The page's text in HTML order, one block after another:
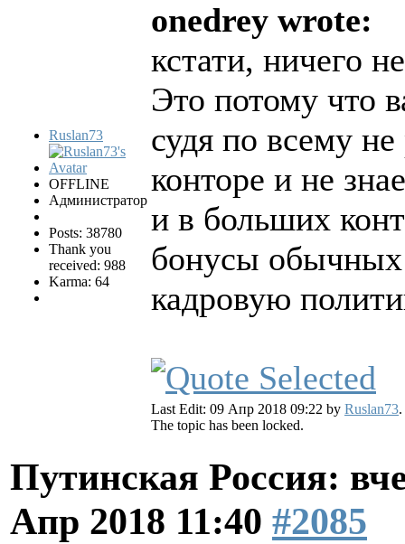
Ruslan73
OFFLINE
Администратор
Posts: 38780
Thank you
received: 988
Karma: 64
onedrey wrote:
кстати, ничего
Это потому что
судя по всему
конторе и не
и в больших
бонусы обычных
кадровую
Last Edit: 09 Апр 2018 09:22 by Ruslan73.
The topic has been locked.
Путинская Россия:
Апр 2018 11:40 #2085